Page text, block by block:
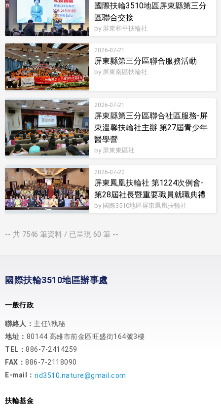
國際扶輪3510地區屏東縣第三分
區聯合交接
by 屏東和平扶輪社
2026-07-21
屏東縣第三分區聯合服務活動
by 屏東南區扶輪社
2026-07-21
屏東縣第三分區聯合社區服務-屏
東溫馨扶輪社主辦 第27屆青少年
醫學營
by 屏東東區社
2026-07-20
屏東鳳凰扶輪社 第1224次例會-
第28屆社長暨重要職員就職典禮
by 國際3510地區屏東鳳凰扶輪社
-- 共 7546 筆資料 / 已呈現 60 筆 --
國際扶輪3510地區辦事處
一般行政
聯絡人： 主任\執秘
地址： 80144 高雄市前金區旺盛街164號3樓
TEL： 886-7-2414259
FAX： 886-7-2118090
E-mail： rid3510.nature@gmail.com
扶輪基金